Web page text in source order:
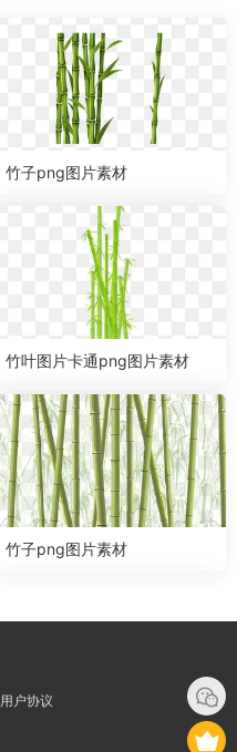
竹子png图片素材
竹叶图片卡通png图片素材
竹子png图片素材
用户协议